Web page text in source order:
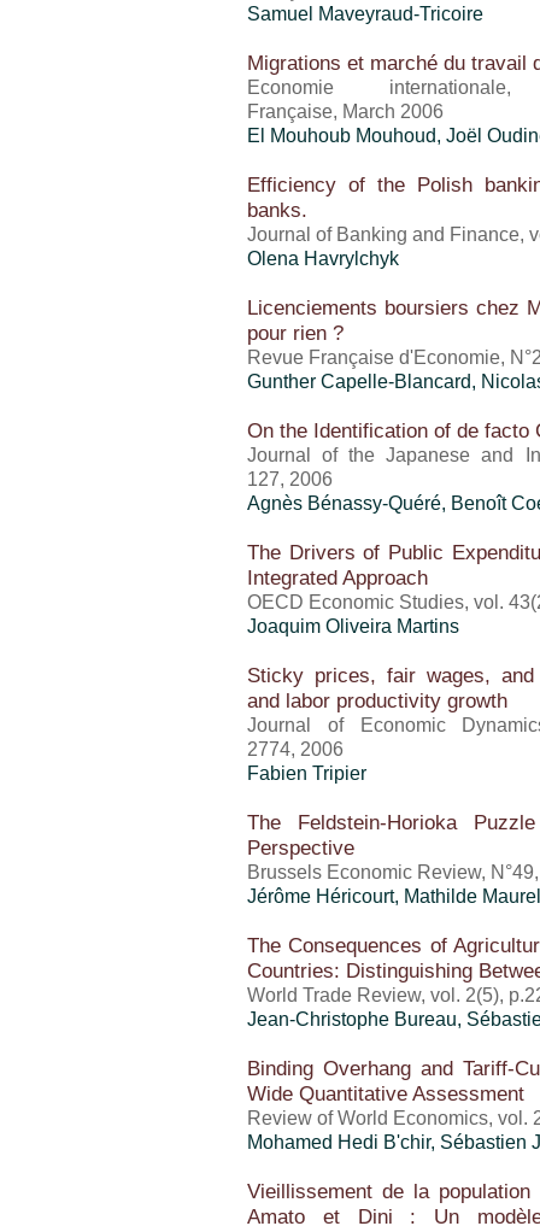
Samuel Maveyraud-Tricoire
Migrations et marché du travail
Economie
Française, March 2006
El Mouhoub Mouhoud, Joël
Efficiency of the Polish
banks.
Journal of Banking and Finance,
Olena Havrylchyk
Licenciements boursiers chez
pour rien ?
Revue Française d'Economie,
Gunther Capelle-Blancard,
On the Identification of de facto
Journal of the Japanese and
127, 2006
Agnès Bénassy-Quéré, Benoît
The Drivers of Public
Integrated Approach
OECD Economic Studies, vol.
Joaquim Oliveira Martins
Sticky prices, fair wages, and
and labor productivity growth
Journal of Economic
2774, 2006
Fabien Tripier
The Feldstein-Horioka
Perspective
Brussels Economic Review,
Jérôme Héricourt, Mathilde Maurel
The Consequences of
Countries: Distinguishing
World Trade Review, vol. 2(5),
Jean-Christophe Bureau,
Binding Overhang and Tariff-
Wide Quantitative Assessment
Review of World Economics, vol.
Mohamed Hedi B'chir, Sébastien
Vieillissement de la
Amato et Dini : Un modèle